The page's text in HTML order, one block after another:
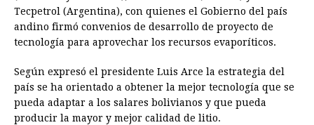
Tecpetrol (Argentina), con quienes el Gobierno del país
andino firmó convenios de desarrollo de proyecto de
tecnología para aprovechar los recursos evaporíticos.
Según expresó el presidente Luis Arce la estrategia del
país se ha orientado a obtener la mejor tecnología que se
pueda adaptar a los salares bolivianos y que pueda
producir la mayor y mejor calidad de litio.